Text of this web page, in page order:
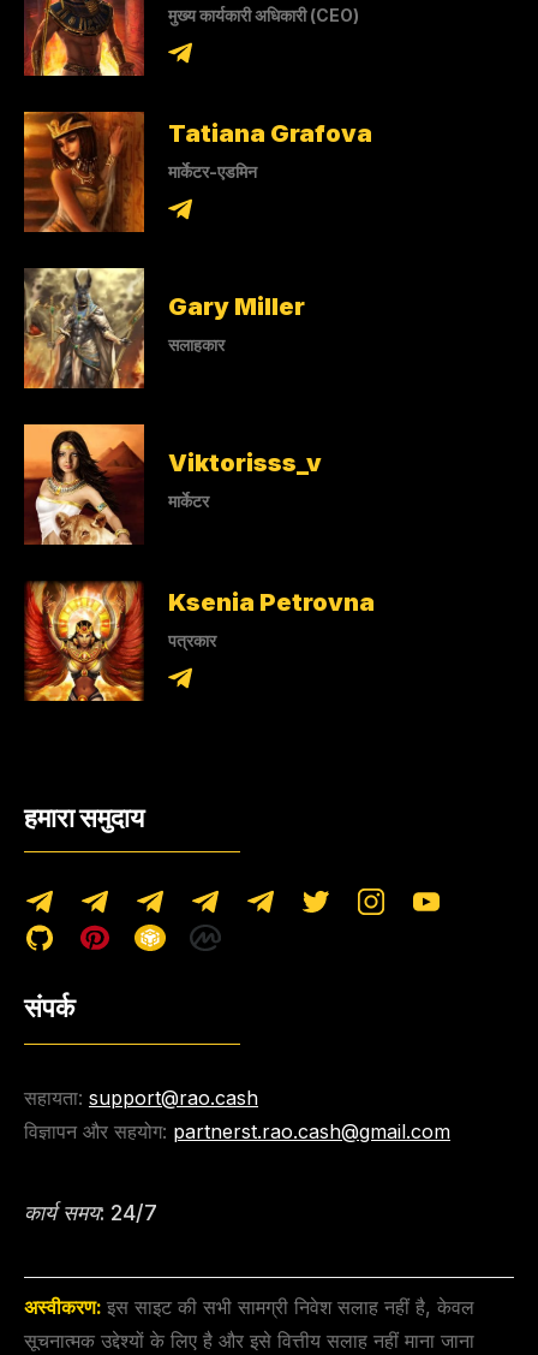
मुख्य कार्यकारी अधिकारी (CEO)
Tatiana Grafova
मार्केटर-एडमिन
Gary Miller
सलाहकार
Viktorisss_v
मार्केटर
Ksenia Petrovna
पत्रकार
हमारा समुदाय
संपर्क
सहायता: support@rao.cash
विज्ञापन और सहयोग: partnerst.rao.cash@gmail.com
कार्य समय: 24/7
अस्वीकरण: इस साइट की सभी सामग्री निवेश सलाह नहीं है, केवल
सूचनात्मक उद्देश्यों के लिए है और इसे वित्तीय सलाह नहीं माना जाना